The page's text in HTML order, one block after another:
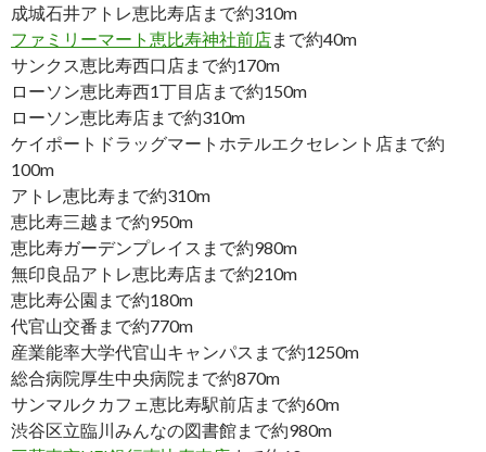
成城石井アトレ恵比寿店まで約310m
ファミリーマート恵比寿神社前店まで約40m
サンクス恵比寿西口店まで約170m
ローソン恵比寿西1丁目店まで約150m
ローソン恵比寿店まで約310m
ケイポートドラッグマートホテルエクセレント店まで約
100m
アトレ恵比寿まで約310m
恵比寿三越まで約950m
恵比寿ガーデンプレイスまで約980m
無印良品アトレ恵比寿店まで約210m
恵比寿公園まで約180m
代官山交番まで約770m
産業能率大学代官山キャンパスまで約1250m
総合病院厚生中央病院まで約870m
サンマルクカフェ恵比寿駅前店まで約60m
渋谷区立臨川みんなの図書館まで約980m